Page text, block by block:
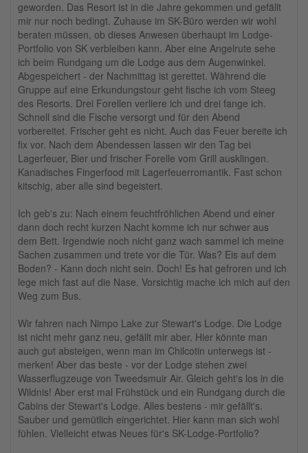
geworden. Das Resort ist in die Jahre gekommen und gefällt
mir nur noch bedingt. Zuhause im SK-Büro werden wir wohl
beraten müssen, ob dieses Anwesen überhaupt im Lodge-
Portfolio von SK verbleiben kann. Aber eine Angelrute sehe
ich beim Rundgang um die Lodge aus dem Augenwinkel.
Abgespeichert - der Nachmittag ist gerettet. Während die
Gruppe auf eine Erkundungstour geht fische ich vom Steeg
des Resorts. Drei Forellen verliere ich und drei fange ich.
Schnell sind die Fische versorgt und für den Abend
vorbereitet. Frischer geht es nicht. Auch das Feuer bereite ich
fix vor. Nach dem Abendessen lassen wir den Tag bei
Lagerfeuer, Bier und frischer Forelle vom Grill ausklingen.
Kanadisches Fingerfood mit Lagerfeuerromantik. Fast schon
kitschig, aber alle sind begeistert.
Ich geb's zu: Nach einem feuchtfröhlichen Abend und einer
dann doch recht kurzen Nacht komme ich nur schwer aus
dem Bett. Irgendwie noch nicht ganz wach sammel ich meine
Sachen zusammen und trete vor die Tür. Was? Eis auf dem
Boden? - Kann doch nicht sein. Doch! Es hat gefroren und ich
lege mich fast auf die Nase. Vorsichtig mache ich mich auf den
Weg zum Bus.
Wir fahren nach Nimpo Lake zur Stewart's Lodge. Die Lodge
ist nicht mehr ganz neu, gefällt mir aber. Hier könnte man
auch gut absteigen, wenn man im Chilcotin unterwegs ist -
merken! Aber das beste - vor der Lodge stehen zwei
Wasserflugzeuge von Tweedsmuir Air. Gleich geht's los in die
Wildnis! Aber erst mal Frühstück und ein Rundgang durch die
Cabins der Stewart's Lodge. Alles bestens - mir gefällt's.
Sauber und gemütlich eingerichtet. Hier kann man sich wohl
fühlen. Vielleicht etwas Neues für's SK-Lodge-Portfolio?